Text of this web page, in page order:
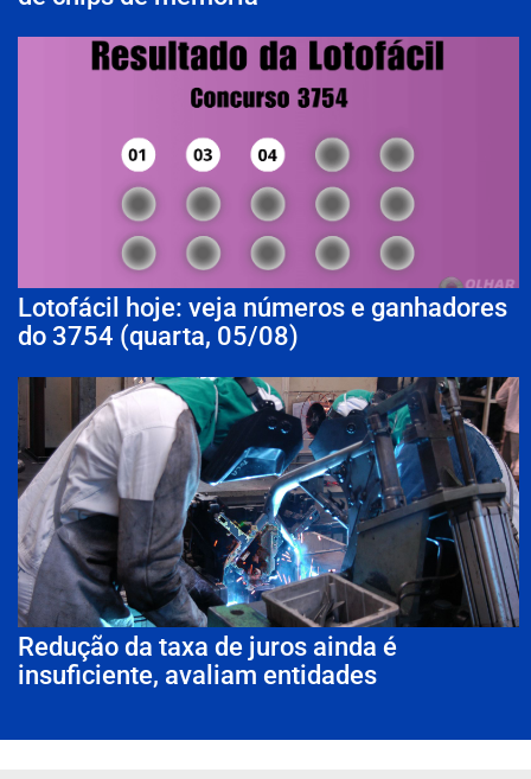
Lotofácil hoje: veja números e ganhadores
do 3754 (quarta, 05/08)
Redução da taxa de juros ainda é
insuficiente, avaliam entidades